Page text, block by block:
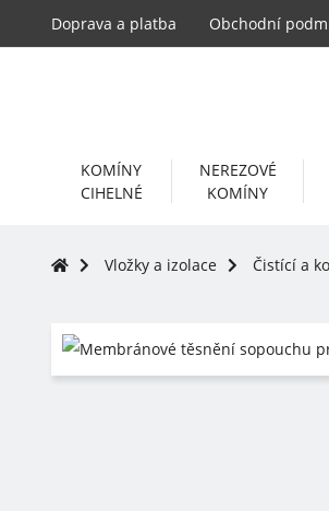
Doprava a platba Obchodní
KOMÍNY
CIHELNÉ
NEREZOVÉ
KOMÍNY
Vložky a izolace Čistící a